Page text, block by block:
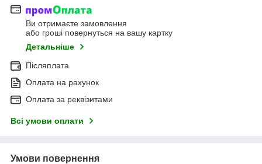
Ви отримаєте замовлення
або гроші повернуться на вашу картку
Детальніше
Післяплата
Оплата на рахунок
Оплата за реквізитами
Всі умови оплати
Умови повернення